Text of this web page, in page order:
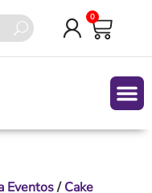
0
Eventos/Cake